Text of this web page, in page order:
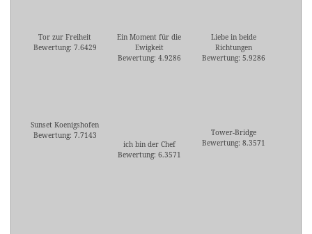
Tor zur Freiheit
Bewertung: 7.6429
Ein Moment für die
Ewigkeit
Bewertung: 4.9286
Liebe in beide
Richtungen
Bewertung: 5.9286
Sunset Koenigshofen
Bewertung: 7.7143
ich bin der Chef
Bewertung: 6.3571
Tower-Bridge
Bewertung: 8.3571